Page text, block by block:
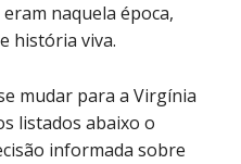
naquela época,
história viva.
mudar para a Virgínia
listados abaixo o
informada sobre